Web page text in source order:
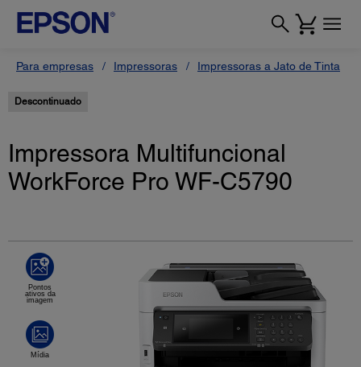
Para empresas Impressoras Impressoras a Jato de Tinta
Descontinuado
Impressora Multifuncional
WorkForce Pro WF-C5790